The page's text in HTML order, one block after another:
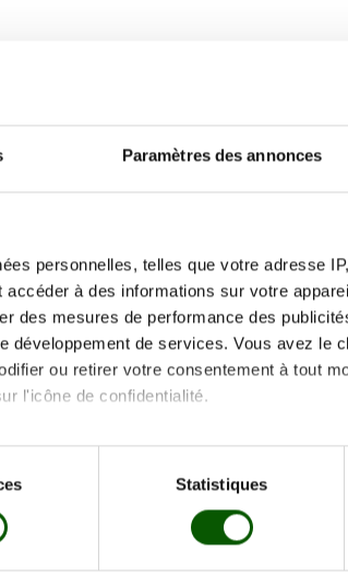
Paramètres des annonces
personnelles, telles que votre adresse
à des informations sur votre
des mesures de performance des
développement de services. Vous avez le
ou retirer votre consentement à tout
l'icône de confidentialité.
:
géographique qui peuvent être
Statistiques